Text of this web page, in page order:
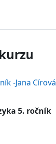
-Jana Círová
5. ročník